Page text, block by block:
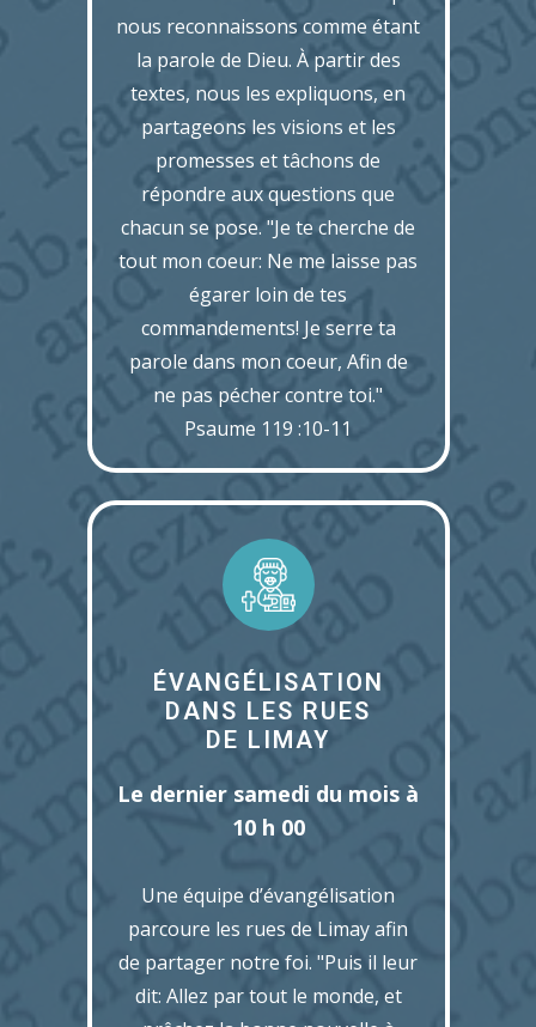
nous reconnaissons comme étant
la parole de Dieu. À partir des
textes, nous les expliquons, en
partageons les visions et les
promesses et tâchons de
répondre aux questions que
chacun se pose. "Je te cherche de
tout mon coeur: Ne me laisse pas
égarer loin de tes
commandements! Je serre ta
parole dans mon coeur, Afin de
ne pas pécher contre toi."
Psaume 119 :10-11
ÉVANGÉLISATION
DANS LES RUES
DE LIMAY
Le dernier samedi du mois à
10 h 00
Une équipe d’évangélisation
parcoure les rues de Limay afin
de partager notre foi. "Puis il leur
dit: Allez par tout le monde, et